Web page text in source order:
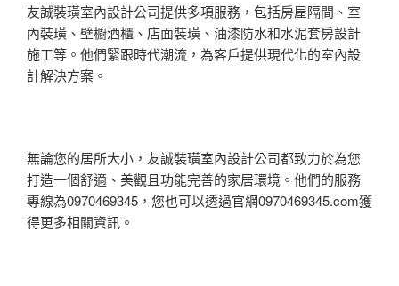
友誠裝璜室內設計公司提供多項服務，包括房屋隔間、室
內裝璜、壁櫥酒櫃、店面裝璜、油漆防水和水泥套房設計
施工等。他們緊跟時代潮流，為客戶提供現代化的室內設
計解決方案。
無論您的居所大小，友誠裝璜室內設計公司都致力於為您
打造一個舒適、美觀且功能完善的家居環境。他們的服務
專線為0970469345，您也可以透過官網0970469345.com獲
得更多相關資訊。